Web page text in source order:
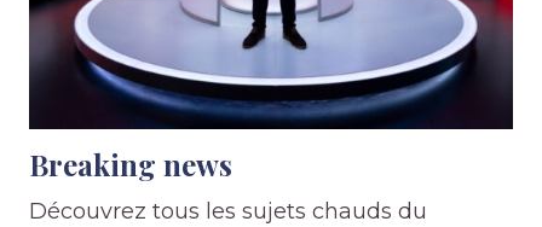
Breaking news
Découvrez tous les sujets chauds du